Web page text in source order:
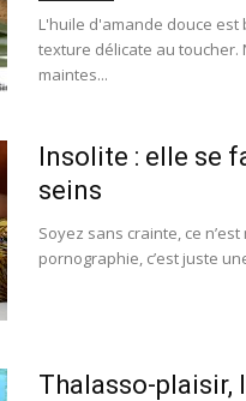
L'huile d'amande douce
texture délicate au toucher.
maintes...
Insolite : elle se
seins
Soyez sans crainte, ce
pornographie, c’est juste
Thalasso-plaisir,